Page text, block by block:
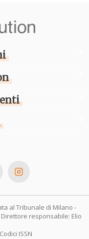
al Tribunale di Milano -
Direttore responsabile: Elio
Codici ISSN